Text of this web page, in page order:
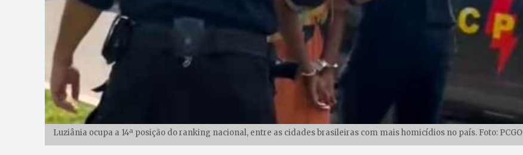
Luziânia ocupa a 14ª posição do ranking nacional, entre as cidades brasileiras com mais homicídios no país. Foto: PCGO